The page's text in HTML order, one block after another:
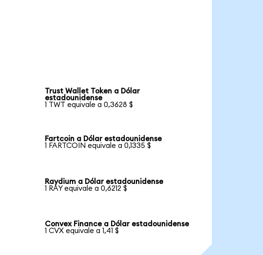
Trust Wallet Token a Dólar
estadounidense
1 TWT equivale a 0,3628 $
Fartcoin a Dólar estadounidense
1 FARTCOIN equivale a 0,1335 $
Raydium a Dólar estadounidense
1 RAY equivale a 0,6212 $
Convex Finance a Dólar estadounidense
1 CVX equivale a 1,41 $